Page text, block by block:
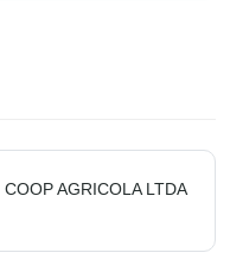
COOP AGRICOLA LTDA